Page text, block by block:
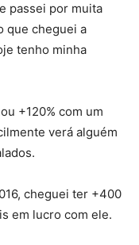
passei por muita
que cheguei a
tenho minha
+120% com um
verá alguém
cheguei ter +400
em lucro com ele.